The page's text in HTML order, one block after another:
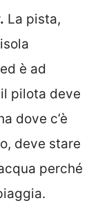
La pista,
è ad
pilota deve
dove c’è
deve stare
perché